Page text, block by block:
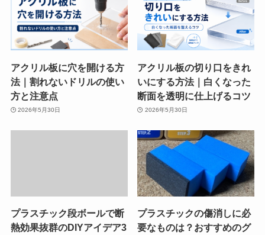
アクリル板に穴を開ける方
法｜割れないドリルの使い
方と注意点
2026年5月30日
アクリル板の切り口をきれ
いにする方法｜白くなった
断面を透明に仕上げるコツ
2026年5月30日
プラスチック段ボールで断
熱効果抜群のDIYアイデア3
プラスチックの傷消しに必
要なものは？おすすめのグ